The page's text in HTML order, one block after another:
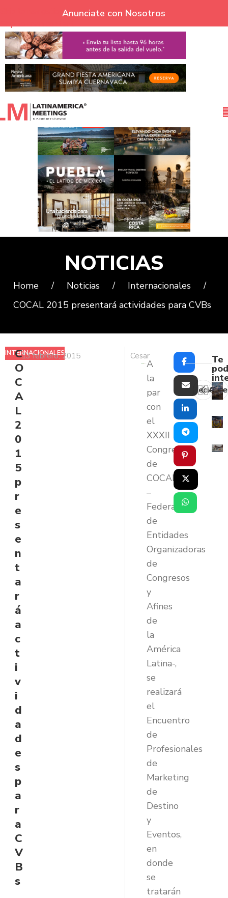
Skip to navigation
Skip to main content
Anunciate con Nosotros
NOTICIAS
Home / Noticias / Internacionales
/
COCAL 2015 presentará actividades para CVBs
INTERNACIONALES
C
O
C
A
L
2
0
1
5
p
r
e
s
e
n
t
a
r
á
a
c
t
i
v
i
d
a
d
e
s
p
a
r
a
C
V
B
s
13 febrero, 2015 Cesar
A
la
par
con
el
XXXII
Congreso
de
COCAL
–
Federación
de
Entidades
Organizadoras
de
Congresos
y
Afines
de
la
América
Latina-,
se
realizará
el
Encuentro
de
Profesionales
de
Marketing
de
Destino
y
Eventos,
en
donde
se
tratarán
Reciente
Te